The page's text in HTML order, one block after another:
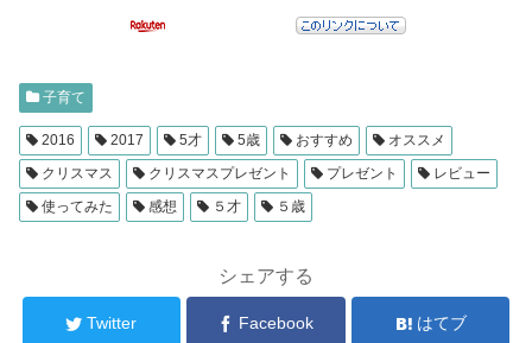
子育て
2016 2017 5才 5歳 おすすめ
オススメ
クリスマス
クリスマスプレゼント プレゼント
レビュー
使ってみた
感想 ５才 ５歳
シェアする
Twitter Facebook はてブ